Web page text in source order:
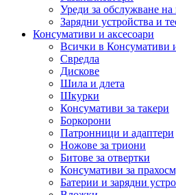
Уреди за обслужване
Зарядни устройства и
Консумативи и аксесоари
Всички в Консумативи
Свредла
Дискове
Шила и длета
Шкурки
Консумативи за такери
Боркорони
Патронници и адаптери
Ножове за триони
Битове за отвертки
Консумативи за
Батерии и зарядни